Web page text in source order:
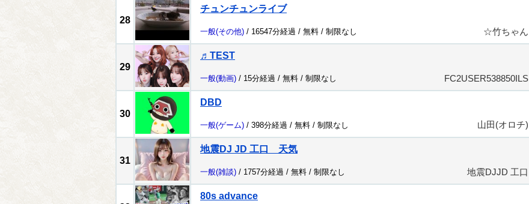
28
チュンチュンライブ
一般(その他) / 16547分経過 / 無料 / 制限なし ☆竹ちゃん
29
♬TEST
一般(動画) / 15分経過 / 無料 / 制限なし FC2USER538850ILS
30
DBD
一般(ゲーム) / 398分経過 / 無料 / 制限なし 山田(オロチ)
31
地震DJ JD 工口 天気
一般(雑談) / 1757分経過 / 無料 / 制限なし 地震DJJD 工口
80s advance